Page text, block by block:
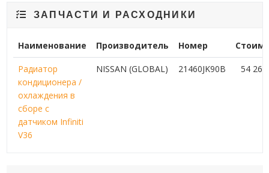
ЗАПЧАСТИ И РАСХОДНИКИ
Наименование Производитель Номер
Радиатор
кондиционера /
охлаждения в
сборе с
датчиком Infiniti
V36
NISSAN (GLOBAL) 21460JK90B 54 260